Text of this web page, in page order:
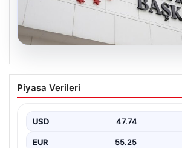
07.08.2026
DMM’den Mekke Ortak
Hakkındaki İddialara Resmi
Suudi Arabistan ve Pakistan arasında
belirtilen Mekke Ortak…
Piyasa Verileri
USD 47.74
EUR 55.25